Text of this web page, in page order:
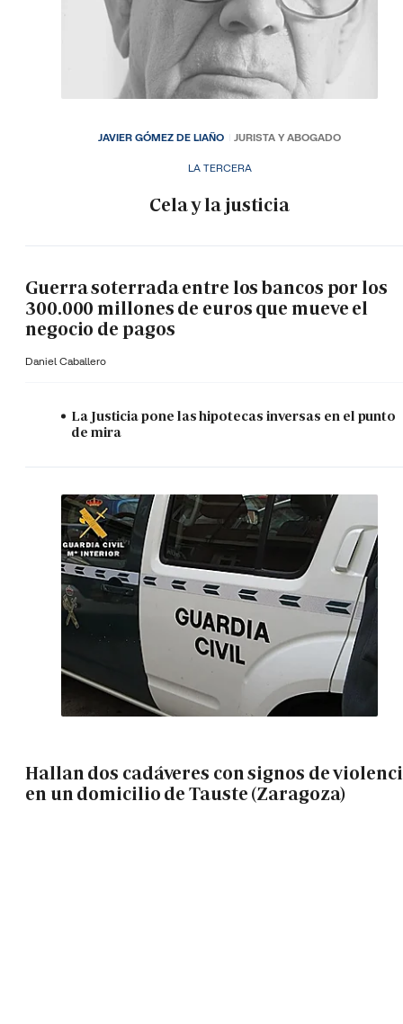
LA TERCERA
Cela y la justicia
JAVIER GÓMEZ DE LIAÑO JURISTA Y ABOGADO
Guerra soterrada entre los bancos por los
300.000 millones de euros que mueve el
negocio de pagos
Daniel Caballero
La Justicia pone las hipotecas inversas en el punto
de mira
Hallan dos cadáveres con signos de
en un domicilio de Tauste (Zaragoza)